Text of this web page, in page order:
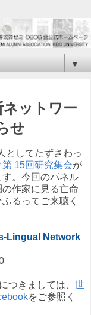
▼
ネットワー
せ
としてたずさわっ
15回研究集会が
。今回のパネル
作家に見る亡命
るってご来聴く
Lingual Network
つきましては、 世
をご参照く